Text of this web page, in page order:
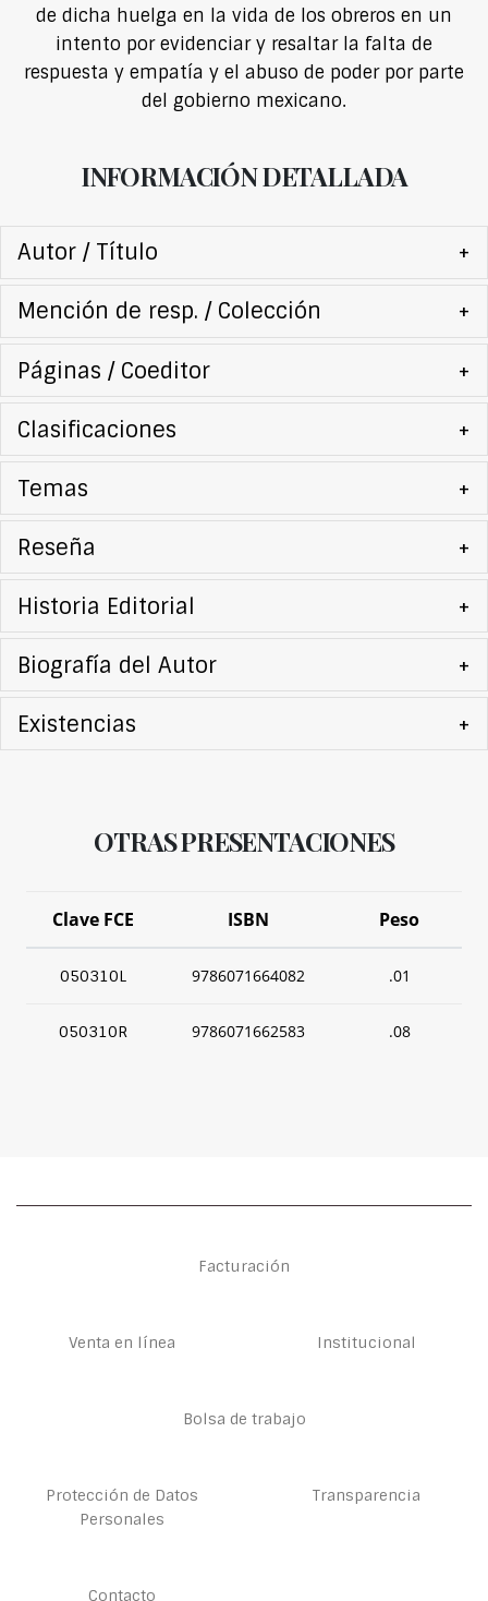
de dicha huelga en la vida de los obreros en un
intento por evidenciar y resaltar la falta de
respuesta y empatía y el abuso de poder por parte
del gobierno mexicano.
INFORMACIÓN DETALLADA
Autor / Título +
Mención de resp. / Colección +
Páginas / Coeditor +
Clasificaciones +
Temas +
Reseña +
Historia Editorial +
Biografía del Autor +
Existencias +
OTRAS PRESENTACIONES
Clave FCE ISBN Peso
050310L 9786071664082 .01
050310R 9786071662583 .08
Facturación
Venta en línea Institucional
Bolsa de trabajo
Protección de Datos
Personales
Transparencia
Contacto